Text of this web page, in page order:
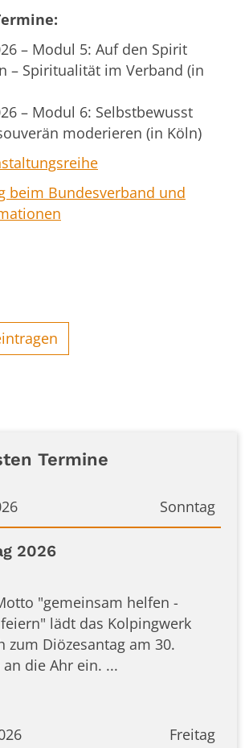
– Modul 5: Auf den Spirit
– Spiritualität im Verband (in
– Modul 6: Selbstbewusst
moderieren (in Köln)
beim Bundesverband und
Termine
Sonntag
2026
2026
"gemeinsam helfen -
lädt das Kolpingwerk
zum Diözesantag am 30.
die Ahr ein. ...
Freitag